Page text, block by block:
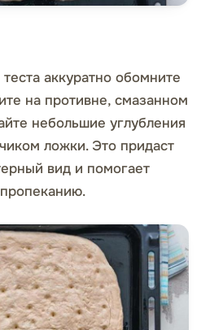
аккуратно обомните
на противне, смазанном
небольшие углубления
ложки. Это придаст
вид и помогает